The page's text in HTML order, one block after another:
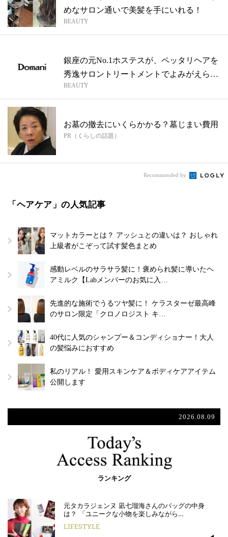
めなサロン通いで美髪を手にいれる！
BEAUTY
銀座の元No.1ホステスが、ペッタリヘアを
秀逸サロントリートメントでよみがえら
せ...
BEAUTY
お墓の撤去にいくらかかる？墓じまい費用
PR（くらしの話題）
Recommended by
「ヘアケア」の人気記事
マットカラーとは？ アッシュとの違いは？ おしゃれ
上級者がこぞって試す髪色まとめ
感動レベルのサラサラ髪に！褒められ髪に導いたヘ
アミルク【Labメンバーのお気に入…
先進的な施術でうるツヤ髪に！ ケラスターゼ最高峰
のサロン限定「クロノロジスト キ…
40代に人気のシャンプー＆コンディショナー！大人
の髪悩みにおすすめ
私のリアル！ 愛用スキンケア＆ボディケアアイテム
公開します
2026.08.09
ランキング
元タカラジェンヌ 凪七瑠海さんのバッグの中身
は？ 「ユニークな小物を楽しみながら…
LIFESTYLE